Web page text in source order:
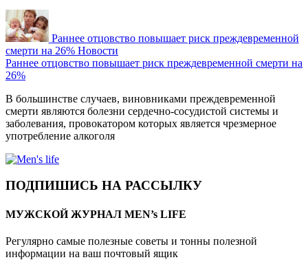
Раннее отцовство повышает риск преждевременной
смерти на 26% Новости
Раннее отцовство повышает риск преждевременной смерти на
26%
В большинстве случаев, виновниками преждевременной
смерти являются болезни сердечно-сосудистой системы и
заболевания, провокатором которых является чрезмерное
употребление алкоголя
ПОДПИШИСЬ НА РАССЫЛКУ
МУЖСКОЙ ЖУРНАЛ MEN’s LIFE
Регулярно самые полезные советы и тонны полезной
информации на ваш почтовый ящик